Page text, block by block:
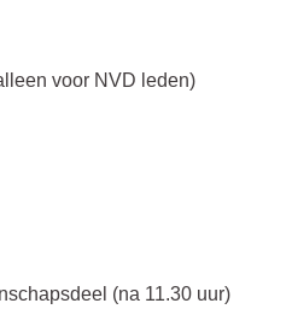
voor NVD leden)
(na 11.30 uur)